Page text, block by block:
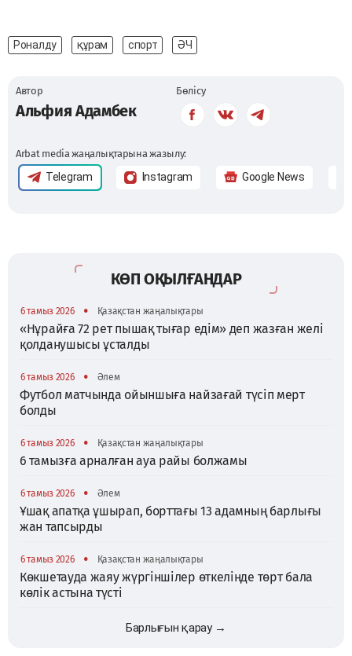
Роналду құрам спорт ӘЧ
Автор
Альфия Адамбек
Бөлісу
Arbat media жаңалықтарына жазылу:
Telegram Instagram Google News
КӨП ОҚЫЛҒАНДАР
6 тамыз 2026 • Қазақстан жаңалықтары
«Нұрайға 72 рет пышақ тығар едім» деп жазған желі
қолданушысы ұсталды
6 тамыз 2026 • Әлем
Футбол матчында ойыншыға найзағай түсіп мерт
болды
6 тамыз 2026 • Қазақстан жаңалықтары
6 тамызға арналған ауа райы болжамы
6 тамыз 2026 • Әлем
Ұшақ апатқа ұшырап, борттағы 13 адамның барлығы
жан тапсырды
6 тамыз 2026 • Қазақстан жаңалықтары
Көкшетауда жаяу жүргіншілер өткелінде төрт бала
көлік астына түсті
Барлығын қарау →